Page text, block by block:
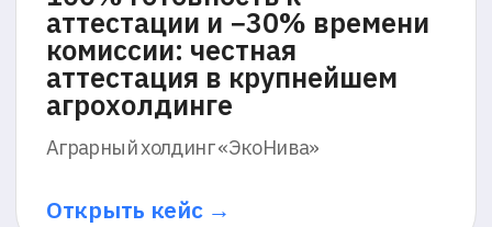
Открыть кейс →
От пробников к реальному
экзамену: как прокторинг
повысил качество онлайн-
подготовки к ОГЭ и ЕГЭ
Онлайн-школа «Интернет-Урок»